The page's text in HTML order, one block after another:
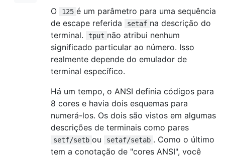
O 125 é um parâmetro para uma sequência
de escape referida
setaf na descrição do
terminal.
tput não atribui nenhum
significado particular ao número. Isso
realmente depende do emulador de
terminal específico.
Há um tempo, o ANSI definia códigos para
8 cores e havia dois esquemas para
numerá-los. Os dois são vistos em algumas
descrições de terminais como pares
setf/setb ou setaf/setab . Como o último
tem a conotação de "cores ANSI", você